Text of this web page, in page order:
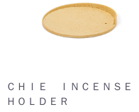
ＣＨＩＥ ＩＮＣＥＮＳＥ
ＨＯＬＤＥＲ